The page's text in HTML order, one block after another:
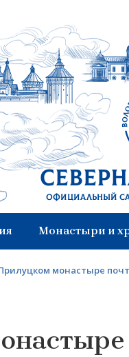
Официальный
Монастыри и
монастыре